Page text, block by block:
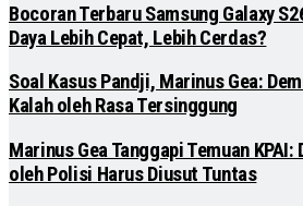
Bocoran Terbaru Samsung Galaxy
Daya Lebih Cepat, Lebih Cerdas?
Soal Kasus Pandji, Marinus Gea:
Kalah oleh Rasa Tersinggung
Marinus Gea Tanggapi Temuan KPAI:
oleh Polisi Harus Diusut Tuntas